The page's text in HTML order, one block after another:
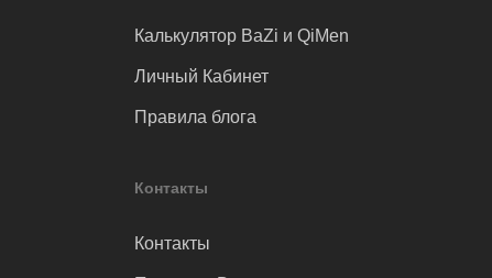
Калькулятор BaZi и QiMen
Личный Кабинет
Правила блога
Контакты
Контакты